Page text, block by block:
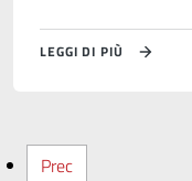
LEGGI DI PIÙ
Prec